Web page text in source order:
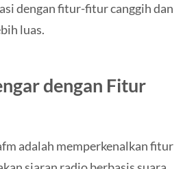
dengan fitur-fitur canggih dan
luas.
dengan Fitur
adalah memperkenalkan fitur